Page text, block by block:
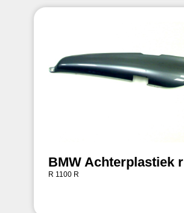
BMW Achterplastiek r
R 1100 R